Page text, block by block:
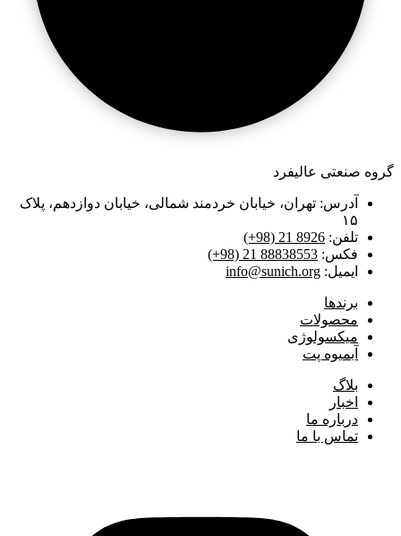
گروه صنعتی عالیفرد
آدرس: تهران، خیابان خردمند شمالی، خیابان دوازدهم، پلاک
۱۵
تلفن: (+98) 21 8926
فکس: (+98) 21 88838553
ایمیل: info@sunich.org
برند‌ها
محصولات
میکسولوژی
آبمیوه پت
بلاگ
اخبار
درباره ما
تماس با ما